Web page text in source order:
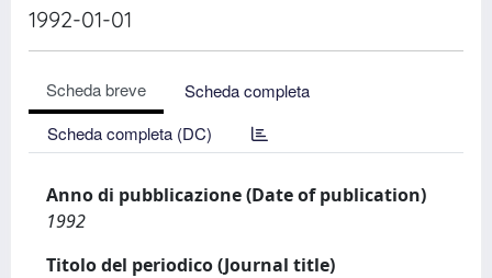
1992-01-01
Scheda breve
Scheda completa
Scheda completa (DC)
Anno di pubblicazione (Date of publication)
1992
Titolo del periodico (Journal title)